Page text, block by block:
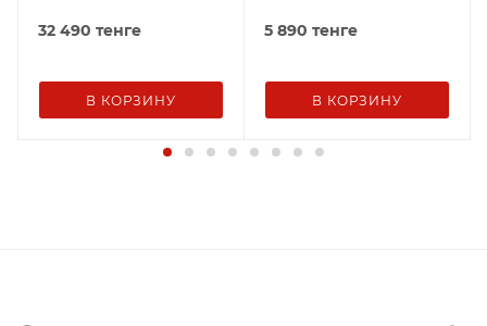
32 490 тенге
В КОРЗИНУ
5 890 тенге
В КОРЗИНУ